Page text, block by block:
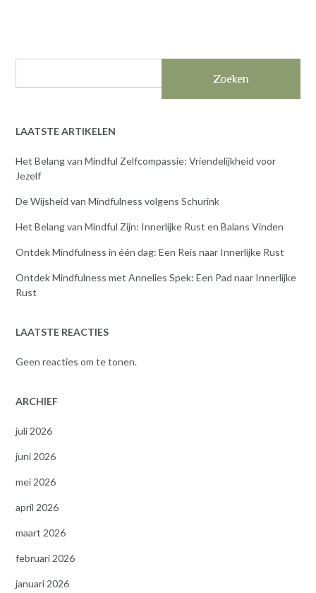
Zoeken
LAATSTE ARTIKELEN
Het Belang van Mindful Zelfcompassie: Vriendelijkheid voor
Jezelf
De Wijsheid van Mindfulness volgens Schurink
Het Belang van Mindful Zijn: Innerlijke Rust en Balans Vinden
Ontdek Mindfulness in één dag: Een Reis naar Innerlijke Rust
Ontdek Mindfulness met Annelies Spek: Een Pad naar Innerlijke
Rust
LAATSTE REACTIES
Geen reacties om te tonen.
ARCHIEF
juli 2026
juni 2026
mei 2026
april 2026
maart 2026
februari 2026
januari 2026